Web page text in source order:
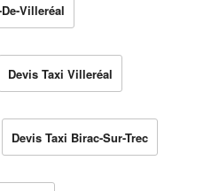
Villeréal
Devis Taxi Villeréal
Devis Taxi Birac-Sur-Trec